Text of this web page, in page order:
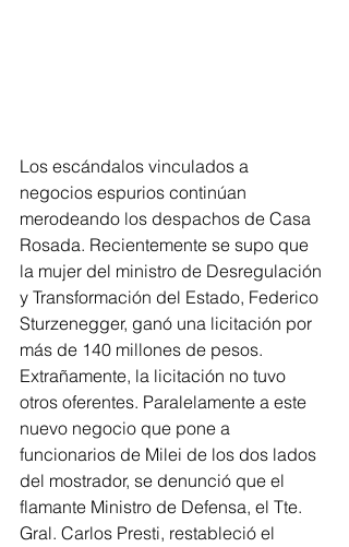
Los escándalos vinculados a
negocios espurios continúan
merodeando los despachos de Casa
Rosada. Recientemente se supo que
la mujer del ministro de Desregulación
y Transformación del Estado, Federico
Sturzenegger, ganó una licitación por
más de 140 millones de pesos.
Extrañamente, la licitación no tuvo
otros oferentes. Paralelamente a este
nuevo negocio que pone a
funcionarios de Milei de los dos lados
del mostrador, se denunció que el
flamante Ministro de Defensa, el Tte.
Gral. Carlos Presti, restableció el